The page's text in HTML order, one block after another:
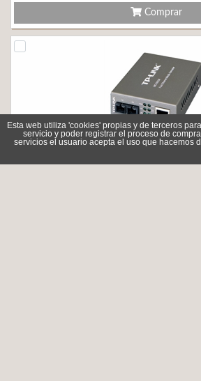
Comprar
Referencia: MC100CM
Esta web utiliza 'cookies' propias y de terceros
servicio y poder registrar el proceso de
servicios el usuario acepta el uso que hacemos